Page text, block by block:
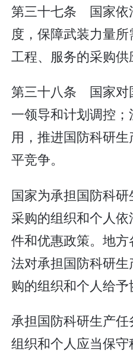
第三十七条 国家依
度，保障武装力量所
工程、服务的采购供
第三十八条 国家对
一领导和计划调控
用，推进国防科研
平竞争。
国家为承担国防科
采购的组织和个人
件和优惠政策。地
法对承担国防科研
购的组织和个人给予
承担国防科研生产
组织和个人应当保